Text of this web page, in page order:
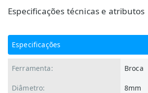
Especificações técnicas e atributos
Especificações
Ferramenta: Broca
Diâmetro: 8mm